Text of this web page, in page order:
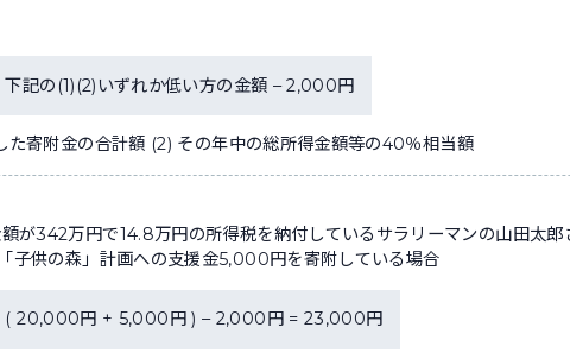
下記の(1)(2)いずれか低い方の金額 – 2,000円
た寄附金の合計額 (2) その年中の総所得金額等の40％相当額
が342万円で14.8万円の所得税を納付しているサラリーマンの山田太
子供の森」計画への支援金5,000円を寄附している場合
( 20,000円 + 5,000円 ) – 2,000円 = 23,000円